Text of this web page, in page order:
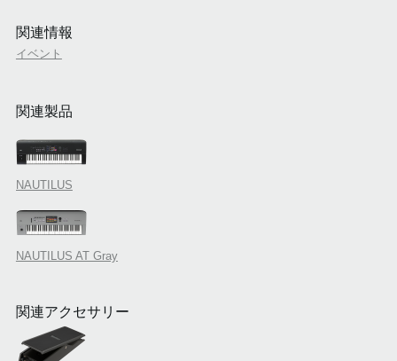
関連情報
イベント
関連製品
NAUTILUS
NAUTILUS AT Gray
関連アクセサリー